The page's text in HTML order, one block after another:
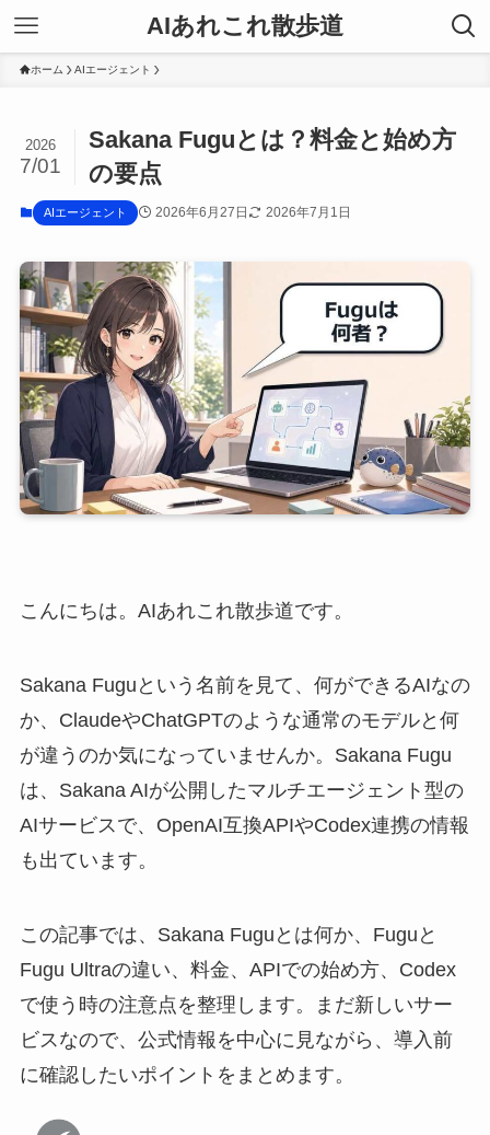
AIあれこれ散歩道
ホーム AIエージェント
Sakana Fuguとは？料金と始め方
の要点
2026
7/01
AIエージェント 2026年6月27日 2026年7月1日
こんにちは。AIあれこれ散歩道です。
Sakana Fuguという名前を見て、何ができるAIなの
か、ClaudeやChatGPTのような通常のモデルと何
が違うのか気になっていませんか。Sakana Fugu
は、Sakana AIが公開したマルチエージェント型の
AIサービスで、OpenAI互換APIやCodex連携の情報
も出ています。
この記事では、Sakana Fuguとは何か、Fuguと
Fugu Ultraの違い、料金、APIでの始め方、Codex
で使う時の注意点を整理します。まだ新しいサー
ビスなので、公式情報を中心に見ながら、導入前
に確認したいポイントをまとめます。